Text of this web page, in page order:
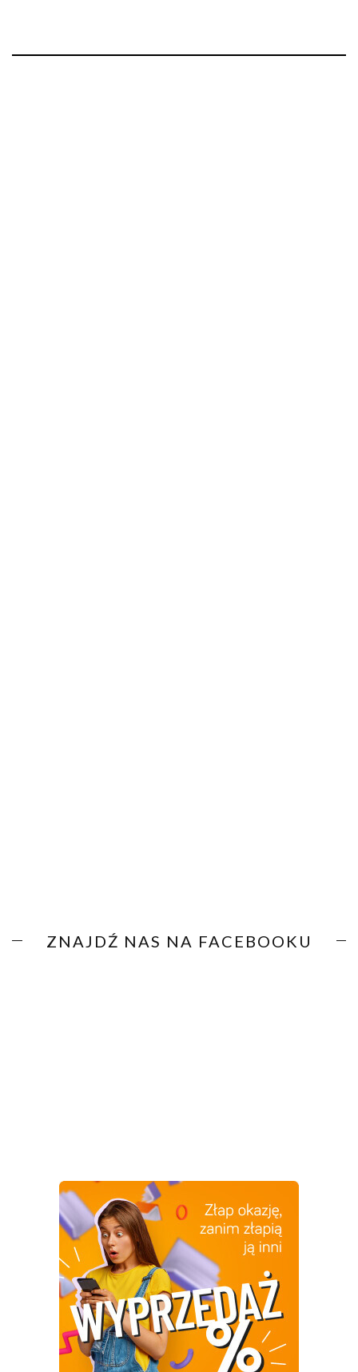
ZNAJDŹ NAS NA FACEBOOKU